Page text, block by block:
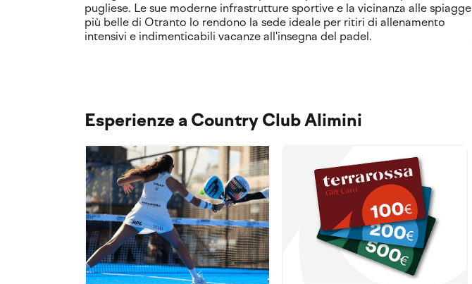
pugliese. Le sue moderne infrastrutture sportive e la vicinanza alle spiagge
più belle di Otranto lo rendono la sede ideale per ritiri di allenamento
intensivi e indimenticabili vacanze all'insegna del padel.
Esperienze a Country Club Alimini